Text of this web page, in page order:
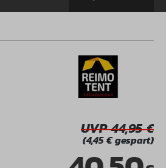
UVP 44,95
(4,45 € gespart)